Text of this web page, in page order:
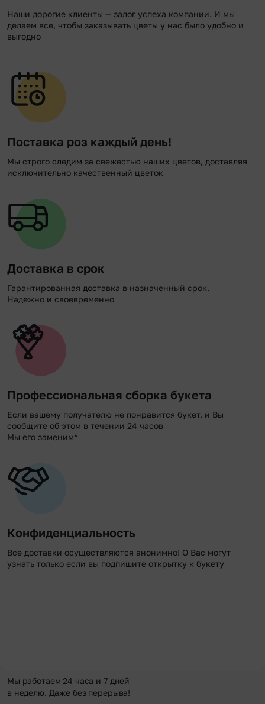
Наши дорогие клиенты — залог успеха компании. И мы
делаем все, чтобы заказывать цветы у нас было удобно и
выгодно
Поставка роз каждый день!
Мы строго следим за свежестью наших цветов, доставляя
исключительно качественный цветок
Доставка в срок
Гарантированная доставка в назначенный срок.
Надежно и своевременно
Профессиональная сборка букета
Если вашему получателю не понравится букет, и Вы
сообщите об этом в течении 24 часов
Мы его заменим*
Конфиденциальность
Все доставки осуществляются анонимно! О Вас могут
узнать только если вы подпишите открытку к букету
Мы работаем 24 часа и 7 дней
в неделю. Даже без перерыва!